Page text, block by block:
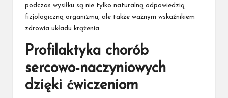
podczas wysiłku są nie tylko naturalną odpowiedzią
fizjologiczną organizmu, ale także ważnym wskaźnikiem
zdrowia układu krążenia.
Profilaktyka chorób
sercowo-naczyniowych
dzięki ćwiczeniom